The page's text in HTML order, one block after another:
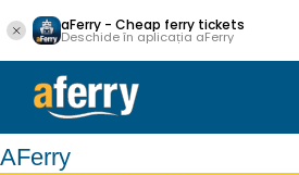
aFerry - Cheap ferry tickets
Deschide în aplicația aFerry
AFerry